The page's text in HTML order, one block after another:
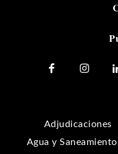
Adjudicaciones
Agua y Saneamiento